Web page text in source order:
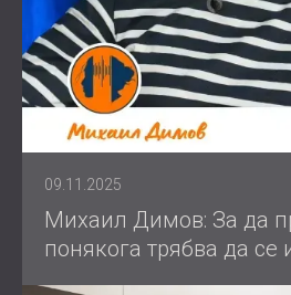
09.11.2025
Михаил Димов: За да
понякога трябва да се